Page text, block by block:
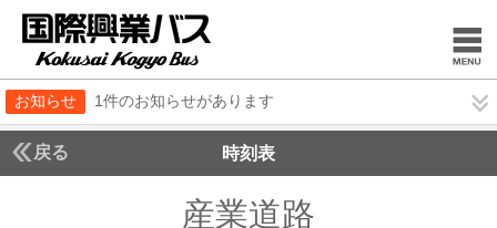
お知らせ 1件のお知らせがあります
戻る 時刻表
産業道路